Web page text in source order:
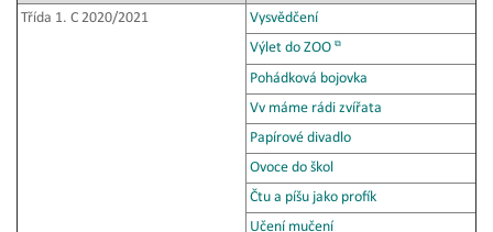
Třída 1. C 2020/2021
Vysvědčení
Výlet do ZOO
Pohádková bojovka
Vv máme rádi zvířata
Papírové divadlo
Ovoce do škol
Čtu a píšu jako profík
Učení mučení